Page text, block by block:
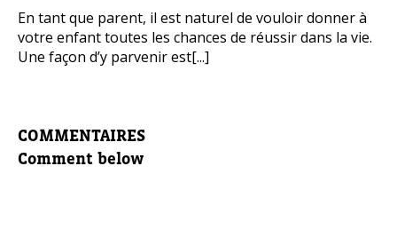
En tant que parent, il est naturel de vouloir donner à
votre enfant toutes les chances de réussir dans la vie.
Une façon d’y parvenir est[...]
COMMENTAIRES
Comment below